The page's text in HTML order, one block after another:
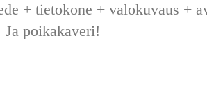
+ tietokone + valokuvaus +
Ja poikakaveri!